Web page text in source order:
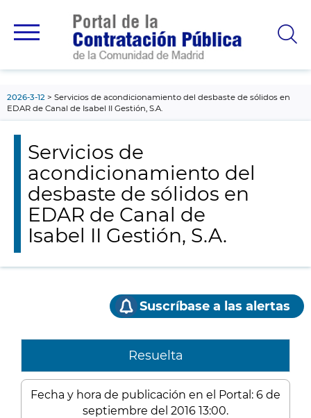
principal
2026-3-12
Servicios de acondicionamiento del desbaste de sólidos en
EDAR de Canal de Isabel II Gestión, S.A.
Servicios de
acondicionamiento del
desbaste de sólidos en
EDAR de Canal de
Isabel II Gestión, S.A.
Suscríbase a las alertas
Resuelta
Fecha y hora de publicación en el Portal: 6 de
septiembre del 2016 13:00.